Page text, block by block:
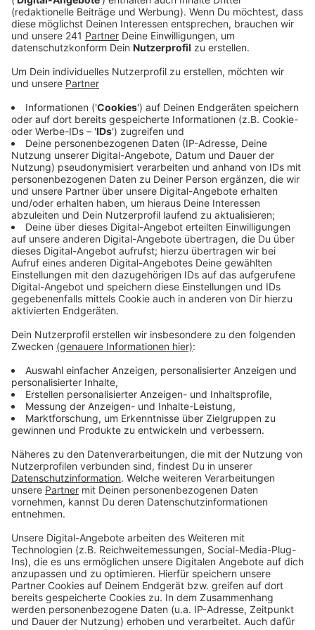
unserer Bundestagsabgeordneten wohl eher nicht.
Veröffentlicht:Freitag, 22.03.2024 15:11
Anzeige
Die beiden CDU-Männer Tebroke und Brodesser
hatten sich schon vor der Abstimmung im Bundestag
deutlich gegen die Pläne gestellt. Sie sprachen von
einer Gesundheits-Gefährdung von Kindern und
Jugendlichen. Zuspruch gab es dagegen von den
Grünen-Abgeordneten Grützmacher und Außendorf.
Mit dem neuen Gesetz sind auch sogenannte nicht-
kommerzielle Anbauvereinigungen erlaubt. Hier darf
gemeinschaftlich Cannabis angebaut und
untereinander zum Eigenkonsum abgegeben werden.
Der Cannabis Social Club Oberberg feiert am
Ostermontag Eröffnung – dabei soll auch über das
Thema Cannabis und das neue Gesetz aufgeklärt
Das Gesetz erlaubt aber unter anderem auch den
Besitz von bis zu 25 Gramm Cannabis zum
Eigenkonsum. Kiffen im öffentlichen Raum soll unter
davon verboten werden - konkret in 100 Metern
Luftlinie um den Eingang.
Anzeige
Anzeige